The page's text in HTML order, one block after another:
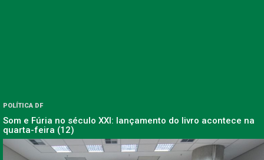
POLÍTICA DF
Som e Fúria no século XXI: lançamento do livro acontece na
quarta-feira (12)